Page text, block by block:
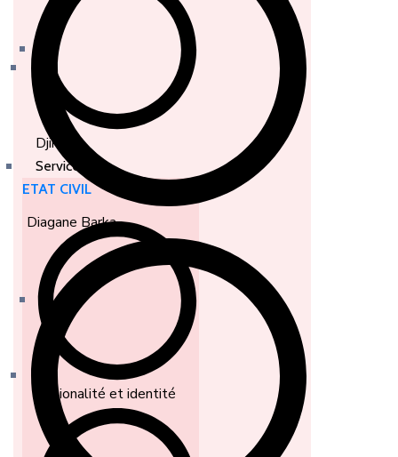
Diagane Barka
Djirnda
Services
ETAT CIVIL
Nationalité et identité